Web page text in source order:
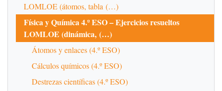
LOMLOE (átomos, tabla (…)
Física y Química 4.º ESO – Ejercicios resueltos
LOMLOE (dinámica, (…)
Átomos y enlaces (4.º ESO)
Cálculos químicos (4.º ESO)
Destrezas científicas (4.º ESO)